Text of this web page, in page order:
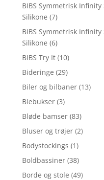
BIBS Symmetrisk
Silikone (7)
BIBS Symmetrisk
Silikone (6)
BIBS Try It (10)
Bideringe (29)
Biler og bilbaner (13)
Blebukser (3)
Bløde bamser (83)
Bluser og trøjer (2)
Bodystockings (1)
Boldbassiner (38)
Borde og stole (49)